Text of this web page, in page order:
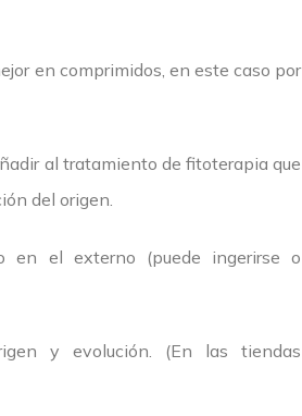
en comprimidos, en este caso por
al tratamiento de fitoterapia que
del origen.
en el externo (puede ingerirse o
y evolución. (En las tiendas